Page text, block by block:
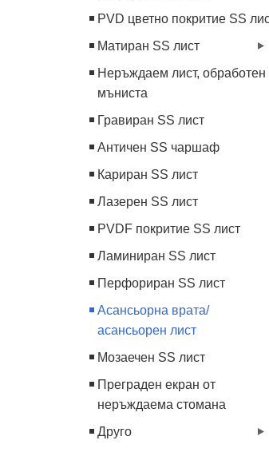
PVD цветно покритие SS
Матиран SS лист
Неръждаем лист, обработен
мъниста
Гравиран SS лист
Античен SS чаршаф
Кариран SS лист
Лазерен SS лист
PVDF покритие SS лист
Ламиниран SS лист
Перфориран SS лист
Асансьорна врата/
асансьорен лист
Мозаечен SS лист
Преграден екран от
неръждаема стомана
Друго